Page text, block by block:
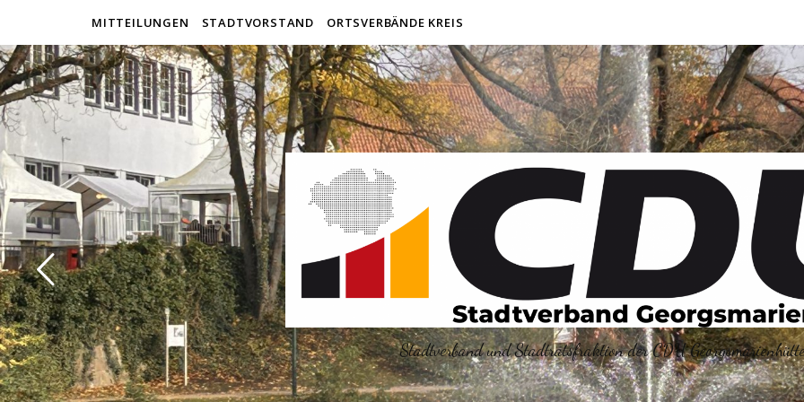
MITTEILUNGEN STADTVORSTAND ORTSVERBÄNDE KREIS
Stadtverband und Stadtratsfraktion der CDU